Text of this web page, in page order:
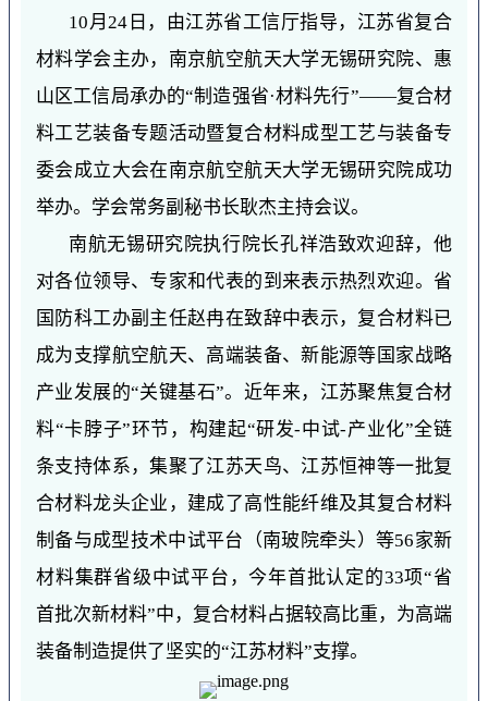
10月24日，由江苏省工信厅指导，江苏省复合
材料学会主办，南京航空航天大学无锡研究院、惠
山区工信局承办的“制造强省·材料先行”——复合材
料工艺装备专题活动暨复合材料成型工艺与装备专
委会成立大会在南京航空航天大学无锡研究院成功
举办。学会常务副秘书长耿杰主持会议。
南航无锡研究院执行院长孔祥浩致欢迎辞，他
对各位领导、专家和代表的到来表示热烈欢迎。省
国防科工办副主任赵冉在致辞中表示，复合材料已
成为支撑航空航天、高端装备、新能源等国家战略
产业发展的“关键基石”。近年来，江苏聚焦复合材
料“卡脖子”环节，构建起“研发-中试-产业化”全链
条支持体系，集聚了江苏天鸟、江苏恒神等一批复
合材料龙头企业，建成了高性能纤维及其复合材料
制备与成型技术中试平台（南玻院牵头）等56家新
材料集群省级中试平台，今年首批认定的33项“省
首批次新材料”中，复合材料占据较高比重，为高端
装备制造提供了坚实的“江苏材料”支撑。